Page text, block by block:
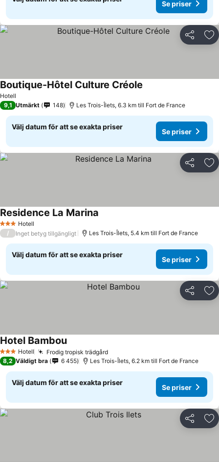
Se priser
Dela
Hotell
Boutique-Hôtel Culture Créole
9,1 Utmärkt 148 Les Trois-Îlets, 6.3 km till Fort de France
Välj datum för att se exakta priser
Se priser
Dela
3 StjärnorHotell
Residence La Marina
/ Inget betyg tillgängligt Les Trois-Îlets, 5.4 km till Fort de France
Välj datum för att se exakta priser
Se priser
Dela
3 StjärnorHotell Frodig tropisk trädgård
Hotel Bambou
8,2 Väldigt bra 6 455 Les Trois-Îlets, 6.2 km till Fort de France
Välj datum för att se exakta priser
Se priser
Dela